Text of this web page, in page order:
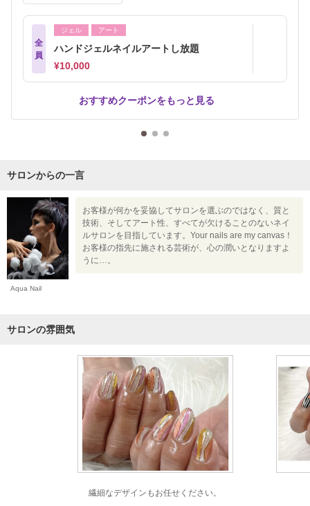
全
員
ジェル アート
ハンドジェルネイルアートし放題
¥10,000
おすすめクーポンをもっと見る
サロンからの一言
Aqua Nail
お客様が何かを妥協してサロンを選ぶのではなく、質と
技術、そしてアート性、すべてが欠けることのないネイ
ルサロンを目指しています。Your nails are my canvas！
お客様の指先に施される芸術が、心の潤いとなりますよ
うに…。
サロンの雰囲気
繊細なデザインもお任せください。